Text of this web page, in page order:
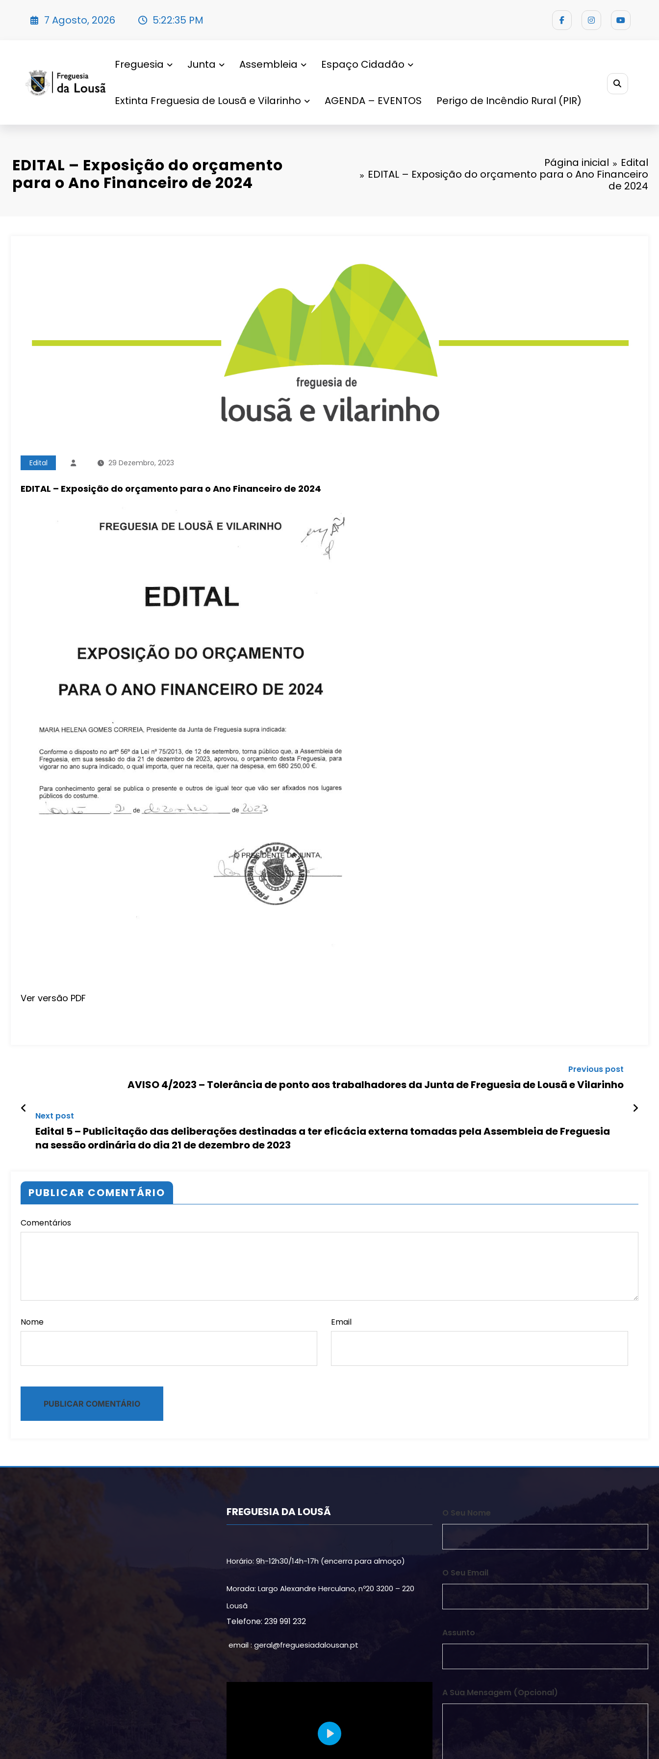
7 Agosto, 2026 5:22:37 PM
Freguesia Junta Assembleia Espaço Cidadão
Extinta Freguesia de Lousã e Vilarinho AGENDA – EVENTOS Perigo de Incêndio Rural (PIR)
EDITAL – Exposição do orçamento
para o Ano Financeiro de 2024
Página inicial
Edital
EDITAL – Exposição do orçamento para o Ano Financeiro
de 2024
Edital 29 Dezembro, 2023
EDITAL – Exposição do orçamento para o Ano Financeiro de 2024
Ver versão PDF
Previous post
AVISO 4/2023 – Tolerância de ponto aos trabalhadores da Junta de Freguesia de Lousã e Vilarinho
Next post
Edital 5 – Publicitação das deliberações destinadas a ter eficácia externa tomadas pela Assembleia de Freguesia
na sessão ordinária do dia 21 de dezembro de 2023
PUBLICAR COMENTÁRIO
Comentários
Nome Email
FREGUESIA DA LOUSÃ
Horário: 9h-12h30/14h-17h (encerra para almoço)
Morada: Largo Alexandre Herculano, nº20 3200 – 220
Lousã
Telefone: 239 991 232
email : geral@freguesiadalousan.pt
Play
O Seu Nome
O Seu Email
Assunto
A Sua Mensagem (opcional)